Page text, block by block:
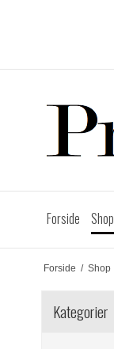
Forside Shop
Forside / Shop
Kategorier